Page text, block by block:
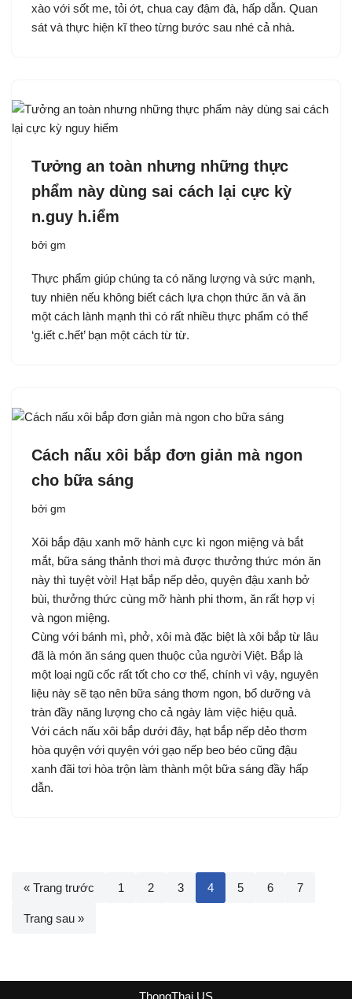
xào với sốt me, tỏi ớt, chua cay đậm đà, hấp dẫn. Quan
sát và thực hiện kĩ theo từng bước sau nhé cả nhà.
Tưởng an toàn nhưng những thực
phẩm này dùng sai cách lại cực kỳ
n.guy h.iểm
bởi gm
Thực phẩm giúp chúng ta có năng lượng và sức mạnh,
tuy nhiên nếu không biết cách lựa chọn thức ăn và ăn
một cách lành mạnh thì có rất nhiều thực phẩm có thể
‘g.iết c.hết’ bạn một cách từ từ.
Cách nấu xôi bắp đơn giản mà ngon
cho bữa sáng
bởi gm
Xôi bắp đậu xanh mỡ hành cực kì ngon miệng và bắt
mắt, bữa sáng thảnh thơi mà được thưởng thức món ăn
này thì tuyệt vời! Hạt bắp nếp dẻo, quyện đậu xanh bở
bùi, thưởng thức cùng mỡ hành phi thơm, ăn rất hợp vị
và ngon miệng.
Cùng với bánh mì, phở, xôi mà đặc biệt là xôi bắp từ lâu
đã là món ăn sáng quen thuộc của người Việt. Bắp là
một loại ngũ cốc rất tốt cho cơ thể, chính vì vậy, nguyên
liệu này sẽ tạo nên bữa sáng thơm ngon, bổ dưỡng và
tràn đầy năng lượng cho cả ngày làm việc hiệu quả.
Với cách nấu xôi bắp dưới đây, hạt bắp nếp dẻo thơm
hòa quyện với quyện với gạo nếp beo béo cũng đậu
xanh đãi tơi hòa trộn làm thành một bữa sáng đầy hấp
dẫn.
« Trang trước 1 2 3 4 5 6 7
Trang sau »
ThongThai.US